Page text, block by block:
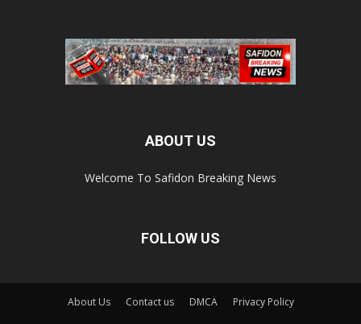
ABOUT US
Welcome To Safidon Breaking News
FOLLOW US
About Us Contact us DMCA Privacy Policy